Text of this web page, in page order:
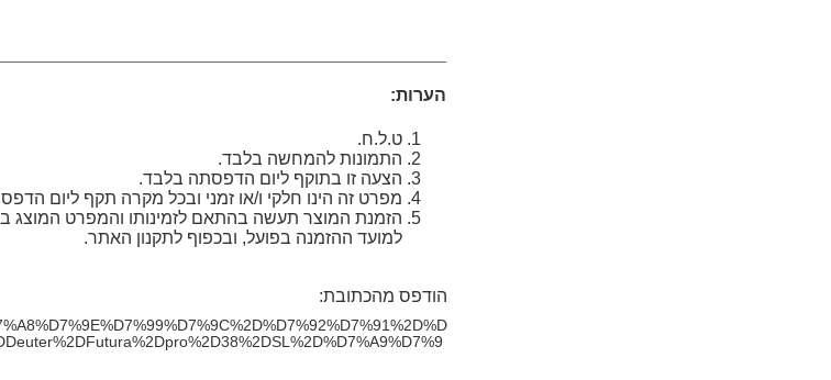
הערות:
ט.ל.ח.
התמונות להמחשה בלבד.
הצעה זו בתוקף ליום הדפסתה בלבד.
מפרט זה הינו חלקי ו/או זמני ובכל מקרה תקף ליום
הזמנת המוצר תעשה בהתאם לזמינותו והמפרט המוצג
למועד ההזמנה בפועל, ובכפוף לתקנון האתר.
הודפס מהכתובת: